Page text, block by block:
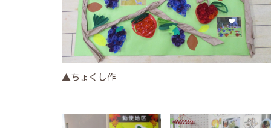
▲ちょくし作